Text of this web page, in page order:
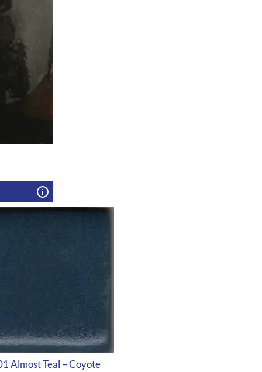
Almost Teal – Coyote